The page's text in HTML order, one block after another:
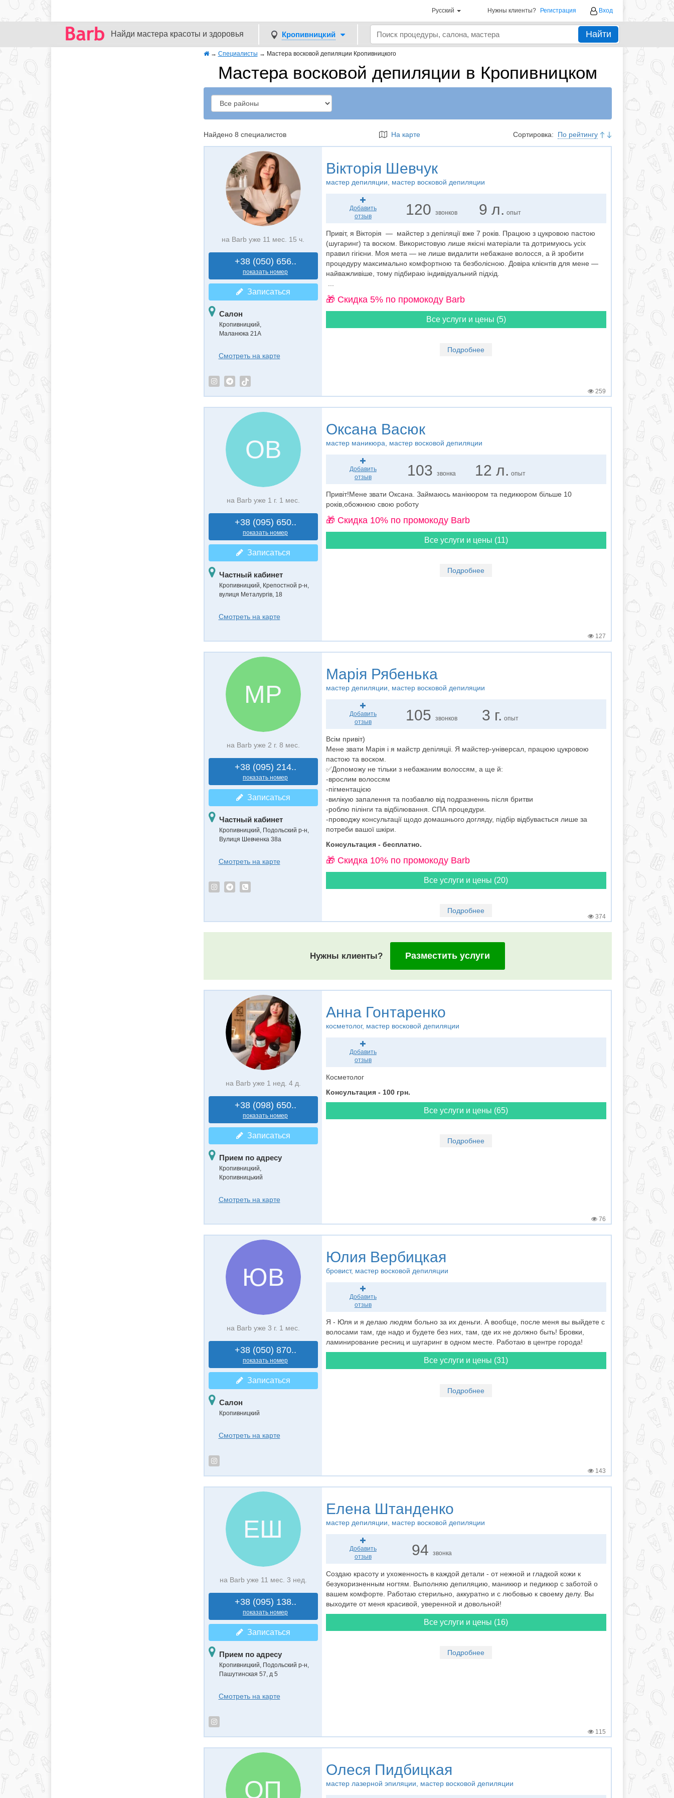
Русский Нужны клиенты? Регистрация Вход
Найди мастера красоты и здоровья Кропивницкий Найти
→ Специалисты → Мастера восковой депиляции Кропивницкого
Мастера восковой депиляции в Кропивницком
Найдено 8 специалистов На карте Сортировка: По рейтингу
на Barb уже 11 мес. 15 ч.
+38 (050) 656..
показать номер
Записаться
Салон
Кропивницкий,
Маланюка 21А
Смотреть на карте
Вікторія Шевчук
мастер депиляции , мастер восковой депиляции
Добавить
отзыв
120звонков 9 л. опыт
Привіт, я Вікторія — майстер з депіляції вже 7 років. Працюю з цукровою пастою
(шугаринг) та воском. Використовую лише якісні матеріали та дотримуюсь усіх
правил гігієни. Моя мета — не лише видалити небажане волосся, а й зробити
процедуру максимально комфортною та безболісною. Довіра клієнтів для мене —
найважливіше, тому підбираю індивідуальний підхід.
🎁 Cкидка 5% по промокоду Barb
Все услуги и цены (5)
Подробнее
259
ОВ
на Barb уже 1 г. 1 мес.
+38 (095) 650..
показать номер
Записаться
Частный кабинет
Кропивницкий, Крепостной р-н,
вулиця Металургів, 18
Смотреть на карте
Оксана Васюк
мастер маникюра , мастер восковой депиляции
Добавить
отзыв
103звонка 12 л. опыт
Привіт!Мене звати Оксана. Займаюсь манікюром та педикюром більше 10
років,обожнюю свою роботу
🎁 Cкидка 10% по промокоду Barb
Все услуги и цены (11)
Подробнее
127
МР
на Barb уже 2 г. 8 мес.
+38 (095) 214..
показать номер
Записаться
Частный кабинет
Кропивницкий, Подольский р-н,
Вулиця Шевченка 38а
Смотреть на карте
Марія Рябенька
мастер депиляции , мастер восковой депиляции
Добавить
отзыв
105звонков 3 г. опыт
Всім привіт)
Мене звати Марія і я майстр депіляціі. Я майстер-універсал, працюю цукровою
пастою та воском.
✅Допоможу не тільки з небажаним волоссям, а ще й:
-врослим волоссям
-пігментацією
-вилікую запалення та позбавлю від подразненнь після бритви
-роблю пілінги та відбілювання. СПА процедури.
-проводжу консультації щодо домашнього догляду, підбір відбувається лише за
потреби вашої шкіри.
Консультация - бесплатно.
🎁 Cкидка 10% по промокоду Barb
Все услуги и цены (20)
Подробнее
374
Нужны клиенты? Разместить услуги
на Barb уже 1 нед. 4 д.
+38 (098) 650..
показать номер
Записаться
Прием по адресу
Кропивницкий,
Кропивницький
Смотреть на карте
Анна Гонтаренко
косметолог, мастер восковой депиляции
Добавить
отзыв
Косметолог
Консультация - 100 грн.
Все услуги и цены (65)
Подробнее
76
ЮВ
на Barb уже 3 г. 1 мес.
+38 (050) 870..
показать номер
Записаться
Салон
Кропивницкий
Смотреть на карте
Юлия Вербицкая
бровист, мастер восковой депиляции
Добавить
отзыв
Я - Юля и я делаю людям больно за их деньги. А вообще, после меня вы выйдете с
волосами там, где надо и будете без них, там, где их не должно быть! Бровки,
ламинирование ресниц и шугаринг в одном месте. Работаю в центре города!
Все услуги и цены (31)
Подробнее
143
ЕШ
на Barb уже 11 мес. 3 нед.
+38 (095) 138..
показать номер
Записаться
Прием по адресу
Кропивницкий, Подольский р-н,
Пашутинская 57, д 5
Смотреть на карте
Елена Штанденко
мастер депиляции , мастер восковой депиляции
Добавить
отзыв
94 звонка
Создаю красоту и ухоженность в каждой детали - от нежной и гладкой кожи к
безукоризненным ногтям. Выполняю депиляцию, маникюр и педикюр с заботой о
вашем комфорте. Работаю стерильно, аккуратно и с любовью к своему делу. Вы
выходите от меня красивой, уверенной и довольной!
Все услуги и цены (16)
Подробнее
115
ОП
Олеся Пидбицкая
мастер лазерной эпиляции , мастер восковой депиляции